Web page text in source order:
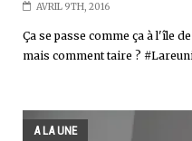
AVRIL 9TH, 2016
Ça se passe comme ça à l'île
mais comment taire ?
A LA UNE